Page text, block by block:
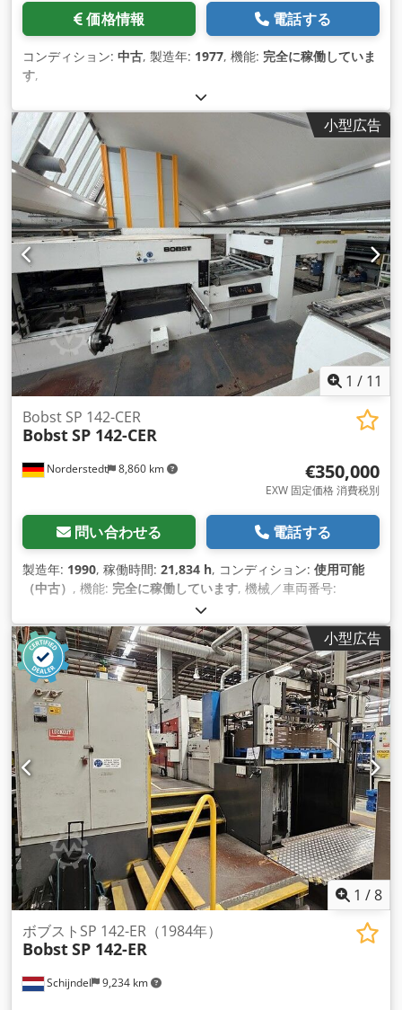
価格情報 電話する
コンディション: 中古, 製造年: 1977, 機能: 完全に稼働していま
す,
小型広告
1 / 11
Norderstedt 8,860 km
Bobst SP 142-CER
BobstSP 142-CER
€350,000
EXW 固定価格 消費税別
問い合わせる 電話する
製造年: 1990, 稼働時間: 21,834 h, コンディション: 使用可能
（中古） , 機能: 完全に稼働しています, 機械／車両番号:
小型広告
1 /8
Schijndel 9,234 km
ボブストSP 142-ER（1984年）
BobstSP 142-ER